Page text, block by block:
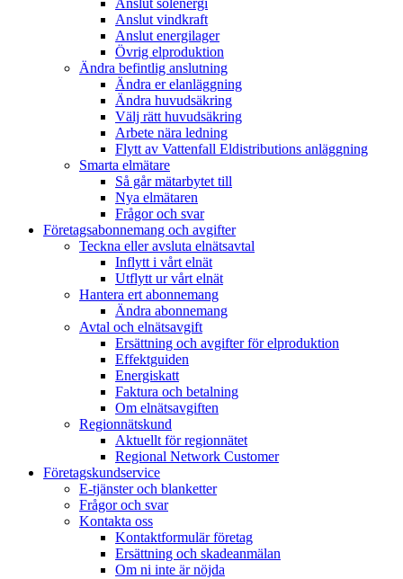
Anslut solenergi
Anslut vindkraft
Anslut energilager
Övrig elproduktion
Ändra befintlig anslutning
Ändra er elanläggning
Ändra huvudsäkring
Välj rätt huvudsäkring
Arbete nära ledning
Flytt av Vattenfall Eldistributions anläggning
Smarta elmätare
Så går mätarbytet till
Nya elmätaren
Frågor och svar
Företagsabonnemang och avgifter
Teckna eller avsluta elnätsavtal
Inflytt i vårt elnät
Utflytt ur vårt elnät
Hantera ert abonnemang
Ändra abonnemang
Avtal och elnätsavgift
Ersättning och avgifter för elproduktion
Effektguiden
Energiskatt
Faktura och betalning
Om elnätsavgiften
Regionnätskund
Aktuellt för regionnätet
Regional Network Customer
Företagskundservice
E-tjänster och blanketter
Frågor och svar
Kontakta oss
Kontaktformulär företag
Ersättning och skadeanmälan
Om ni inte är nöjda